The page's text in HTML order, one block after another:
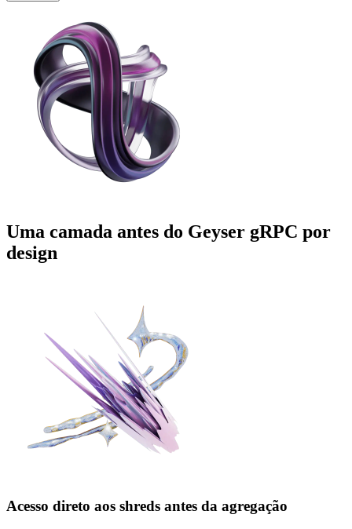
Uma camada antes do Geyser gRPC por
design
Acesso direto aos shreds antes da agregação